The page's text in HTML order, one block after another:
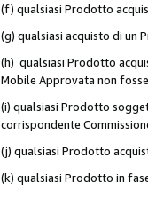
(f) qualsiasi Prodotto
(g) qualsiasi acquisto di un
(h) qualsiasi Prodotto
Mobile Approvata non
(i) qualsiasi Prodotto
corrispondente
(j) qualsiasi Prodotto
(k) qualsiasi Prodotto in